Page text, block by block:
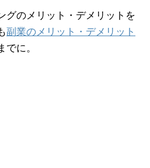
グのメリット・デメリットを
副業のメリット・デメリット
に。